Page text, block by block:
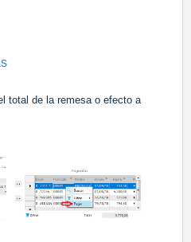
total de la remesa o efecto a